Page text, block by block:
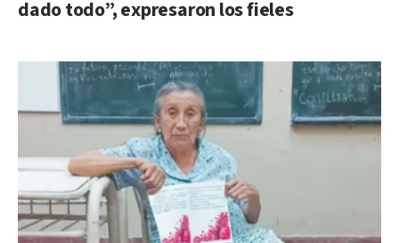
dado todo”, expresaron los fieles